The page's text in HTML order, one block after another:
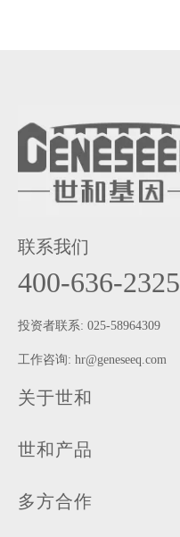
联系我们
400-636-2325
投资者联系: 025-58964309
工作咨询: hr@geneseeq.com
关于世和
世和产品
多方合作